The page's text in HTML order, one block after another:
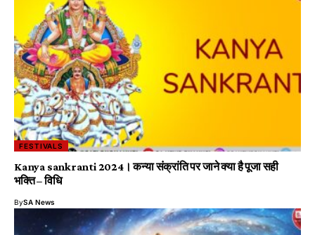
FESTIVALS
Kanya sankranti 2024। कन्या संक्रांति पर जाने क्या है पूजा सही
भक्ति – विधि
BySA News